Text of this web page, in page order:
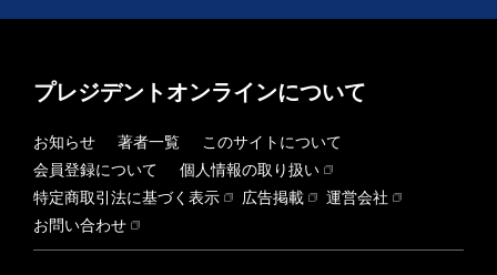
プレジデントオンラインについて
お知らせ 著者一覧
このサイトについて
会員登録について
個人情報の取り扱い
特定商取引法に基づく表示
広告掲載
運営会社
お問い合わせ